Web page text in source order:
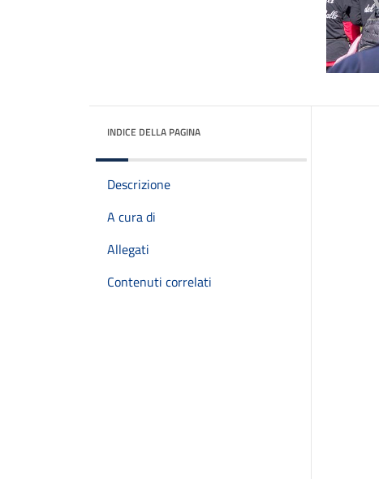
INDICE DELLA PAGINA
Descrizione
A cura di
Allegati
Contenuti correlati